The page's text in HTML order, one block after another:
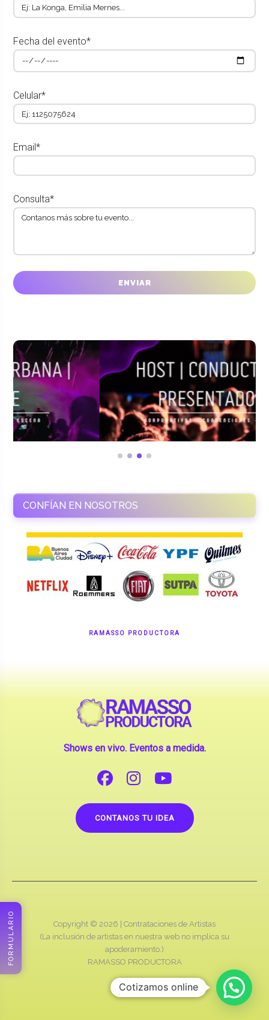
Fecha del evento*
Celular*
Email*
Consulta*
CONFÍAN EN NOSOTROS
RAMASSO PRODUCTORA
Shows en vivo. Eventos a medida.
CONTANOS TU IDEA
Copyright © 2026 | Contrataciones de Artistas
(La inclusión de artistas en nuestra web no implica su
apoderamiento.)
RAMASSO PRODUCTORA
Cotizamos online
FORMULARIO